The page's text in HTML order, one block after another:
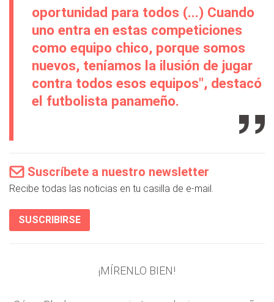
oportunidad para todos (...) Cuando
uno entra en estas competiciones
como equipo chico, porque somos
nuevos, teníamos la ilusión de jugar
contra todos esos equipos", destacó
el futbolista panameño.
Suscríbete a nuestro newsletter
Recibe todas las noticias en tu casilla de e-mail.
SUSCRIBIRSE
¡MÍRENLO BIEN!